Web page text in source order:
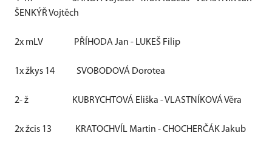
ŠENKÝŘ Vojtěch
2x mLV PŘÍHODA Jan - LUKEŠ Filip
1x žkys 14 SVOBODOVÁ Dorotea
2- ž KUBRYCHTOVÁ Eliška - VLASTNÍKOVÁ Věra
2x žcis 13 KRATOCHVÍL Martin - CHOCHERČÁK Jakub